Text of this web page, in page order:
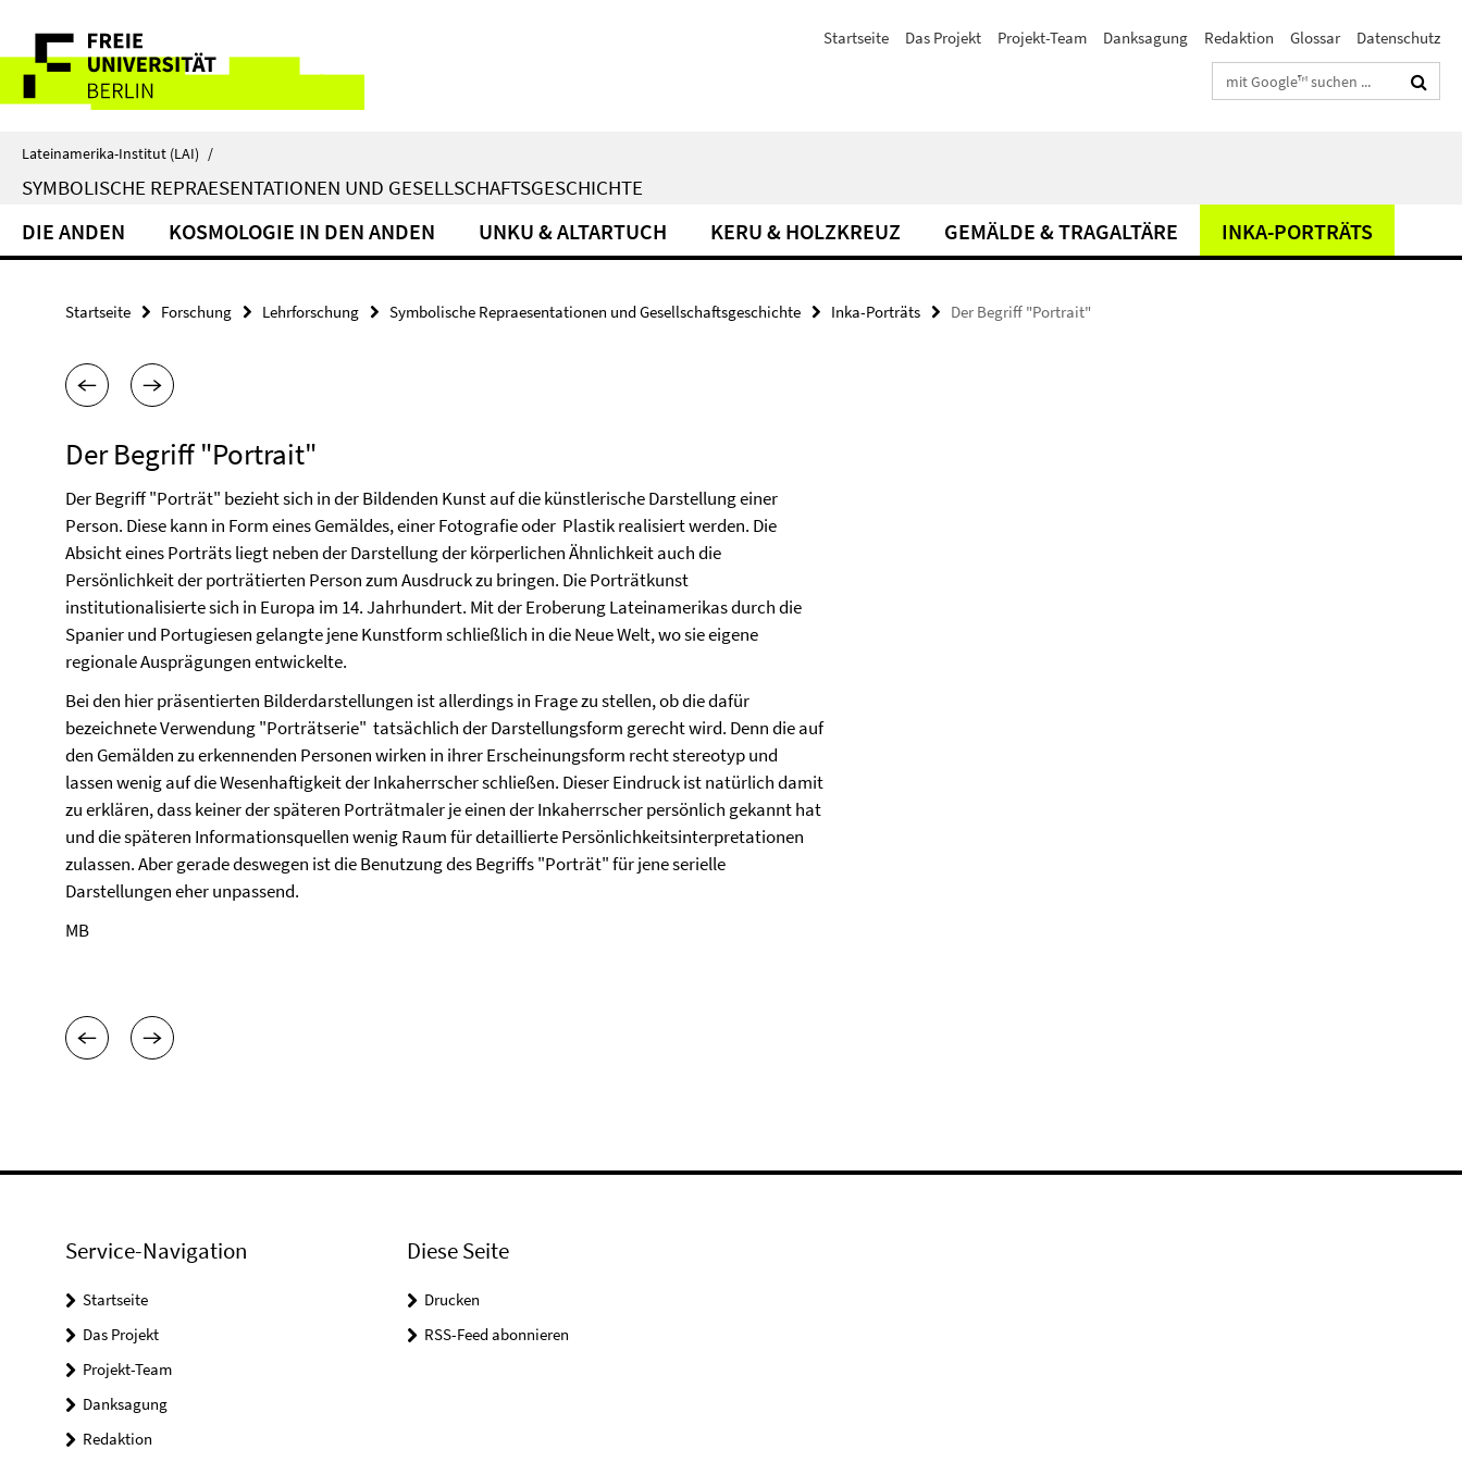
direkt
Inhalt
Service-
Navigation
Startseite Das Projekt Projekt-Team Danksagung Redaktion Glossar
Datenschutz
Suchbegriffe
Lateinamerika-Institut (LAI) /
SYMBOLISCHE REPRAESENTATIONEN UND GESELLSCHAFTSGESCHICHTE
DIE ANDEN KOSMOLOGIE IN DEN ANDEN UNKU & ALTARTUCH KERU & HOLZKREUZ GEMÄLDE & TRAGALTÄRE INKA-PORTRÄTS
Startseite Forschung Lehrforschung Symbolische Repraesentationen und Gesellschaftsgeschichte Inka-Porträts Der Begriff "Portrait"
Der Begriff "Portrait"
Der Begriff "Porträt" bezieht sich in der Bildenden Kunst auf die künstlerische Darstellung einer
Person. Diese kann in Form eines Gemäldes, einer Fotografie oder Plastik realisiert werden. Die
Absicht eines Porträts liegt neben der Darstellung der körperlichen Ähnlichkeit auch die
Persönlichkeit der porträtierten Person zum Ausdruck zu bringen. Die Porträtkunst
institutionalisierte sich in Europa im 14. Jahrhundert. Mit der Eroberung Lateinamerikas durch die
Spanier und Portugiesen gelangte jene Kunstform schließlich in die Neue Welt, wo sie eigene
regionale Ausprägungen entwickelte.
Bei den hier präsentierten Bilderdarstellungen ist allerdings in Frage zu stellen, ob die dafür
bezeichnete Verwendung "Porträtserie" tatsächlich der Darstellungsform gerecht wird. Denn die auf
den Gemälden zu erkennenden Personen wirken in ihrer Erscheinungsform recht stereotyp und
lassen wenig auf die Wesenhaftigkeit der Inkaherrscher schließen. Dieser Eindruck ist natürlich damit
zu erklären, dass keiner der späteren Porträtmaler je einen der Inkaherrscher persönlich gekannt hat
und die späteren Informationsquellen wenig Raum für detaillierte Persönlichkeitsinterpretationen
zulassen. Aber gerade deswegen ist die Benutzung des Begriffs "Porträt" für jene serielle
Darstellungen eher unpassend.
MB
Service-Navigation
Startseite
Das Projekt
Projekt-Team
Danksagung
Redaktion
Diese Seite
Drucken
RSS-Feed abonnieren